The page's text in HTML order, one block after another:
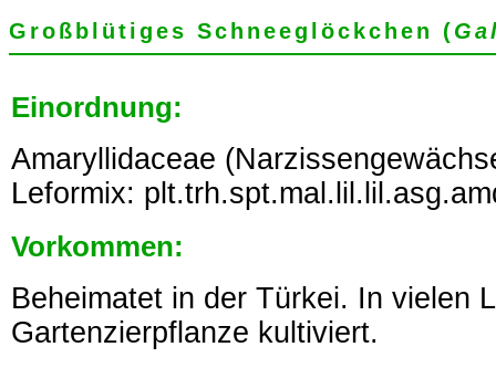
Großblütiges Schneeglöckchen (
Einordnung:
Amaryllidaceae
Leformix:
Vorkommen:
Beheimatet in der Türkei. In vielen
Gartenzierpflanze kultiviert.